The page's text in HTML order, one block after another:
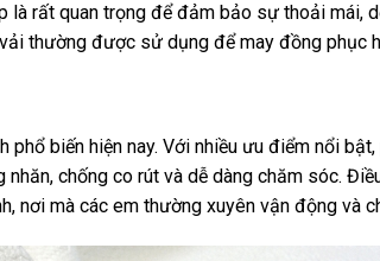
rất quan trọng để đảm bảo sự thoải mái,
thường được sử dụng để may đồng phục
biến hiện nay. Với nhiều ưu điểm nổi
chống co rút và dễ dàng chăm sóc.
nơi mà các em thường xuyên vận động và